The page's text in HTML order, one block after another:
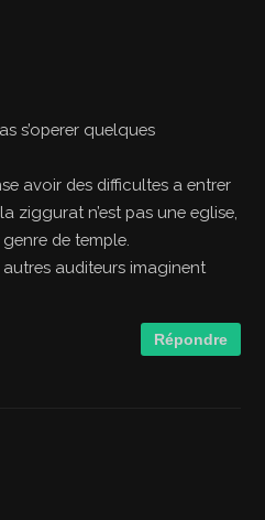
s’operer quelques
avoir des difficultes a entrer
ziggurat n’est pas une eglise,
de temple.
auditeurs imaginent
Répondre